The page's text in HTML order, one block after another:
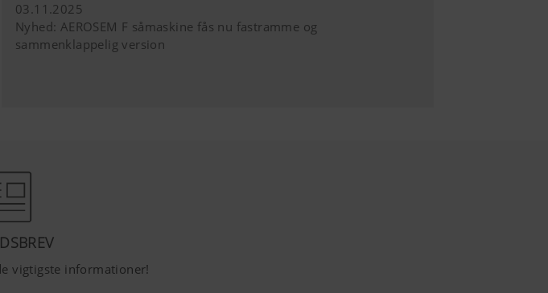
03.11.2025
Nyhed: AEROSEM F såmaskine fås nu fastramme og
sammenklappelig version
vigtigste informationer!